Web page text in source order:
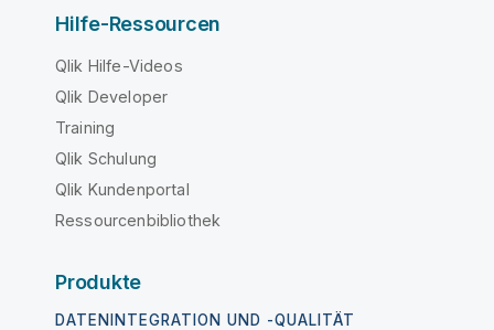
Hilfe-Ressourcen
Qlik Hilfe-Videos
Qlik Developer
Training
Qlik Schulung
Qlik Kundenportal
Ressourcenbibliothek
Produkte
DATENINTEGRATION UND -QUALITÄT